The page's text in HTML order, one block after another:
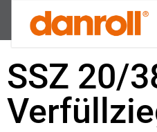
SSZ 20/